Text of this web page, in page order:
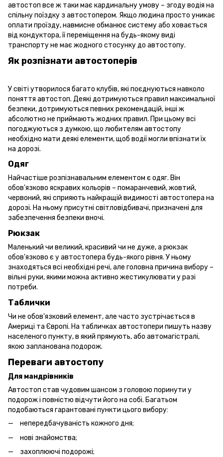
автостоп все ж таки має кардинальну умову – згоду водія на
спільну поїздку з автостопером. Якщо людина просто уникає
оплати проїзду, навмисне обманює систему або ховається
від кондуктора, її переміщення на будь-якому виді
транспорту не має жодного стосунку до автостопу.
Як розпізнати автостоперів
У світі утворилося багато клубів, які поєднуються навколо
поняття автостоп. Деякі дотримуються правил максимальної
безпеки, дотримуються певних рекомендацій, інші ж
абсолютно не приймають жодних правил. При цьому всі
погоджуються з думкою, що любителям автостопу
необхідно мати деякі елементи, щоб водії могли впізнати їх
на дорозі.
Одяг
Найчастіше розпізнавальним елементом є одяг. Він
обов'язково яскравих кольорів – помаранчевий, жовтий,
червоний, які сприяють найкращій видимості автостопера на
дорозі. На ньому присутні світловідбивачі, призначені для
забезпечення безпеки вночі.
Рюкзак
Маленький чи великий, красивий чи не дуже, а рюкзак
обов'язково є у автостопера будь-якого рівня. У ньому
знаходяться всі необхідні речі, але головна причина вибору –
вільні руки, якими можна активно жестикулювати у разі
потреби.
Таблички
Чи не обов'язковий елемент, але часто зустрічається в
Америці та Європі. На табличках автостопери пишуть назву
населеного пункту, в який прямують, або автомагістралі,
якою запланована подорож.
Переваги автостопу
Для мандрівників
Автостоп став чудовим шансом з головою поринути у
подорож і повністю відчути його на собі. Багатьом
подобаються гарантовані пункти цього вибору:
непередбачуваність кожного дня;
нові знайомства;
захоплюючі подорожі;